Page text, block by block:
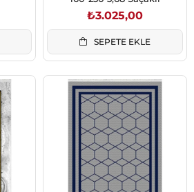
₺3.025,00
SEPETE EKLE